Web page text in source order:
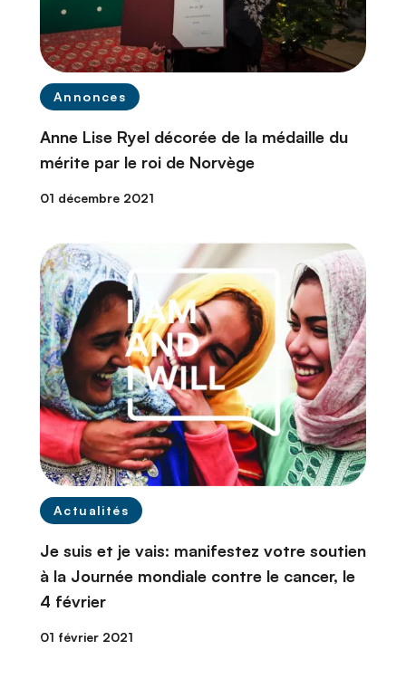
Annonces
Anne Lise Ryel décorée de la médaille du
mérite par le roi de Norvège
01 décembre 2021
Actualités
Je suis et je vais: manifestez votre soutien
à la Journée mondiale contre le cancer, le
4 février
01 février 2021